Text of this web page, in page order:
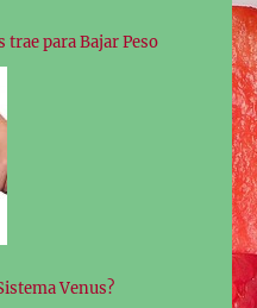
trae para Bajar Peso
Venus?